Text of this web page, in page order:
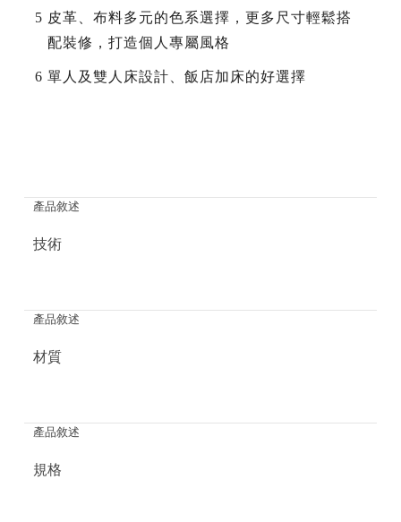
5 皮革、布料多元的色系選擇，更多尺寸輕鬆搭
配裝修，打造個人專屬風格
6 單人及雙人床設計、飯店加床的好選擇
產品敘述
技術
產品敘述
材質
產品敘述
規格